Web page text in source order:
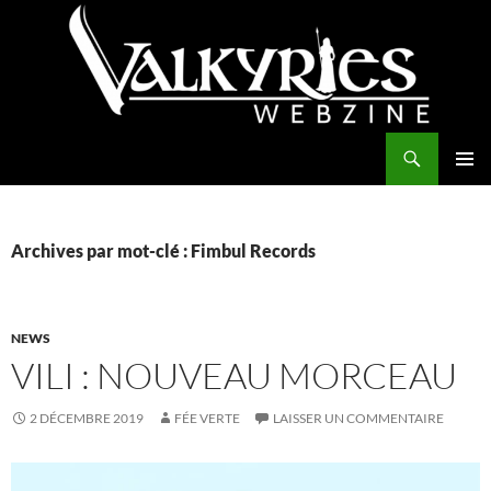
Archives par mot-clé : Fimbul Records
NEWS
VILI : NOUVEAU MORCEAU
2 DÉCEMBRE 2019 FÉE VERTE LAISSER UN COMMENTAIRE